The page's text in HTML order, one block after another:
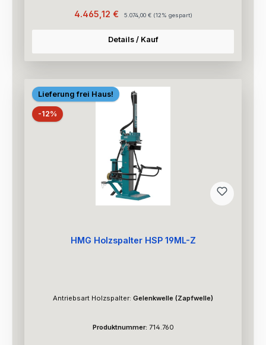
Verkaufspreis:
4.465,12 € 5.074,00 € (12% gespart)
Details / Kauf
Lieferung frei Haus!
-12%Rabatt
HMG Holzspalter HSP 19ML-Z
Antriebsart Holzspalter: Gelenkwelle (Zapfwelle)
Produktnummer: 714.760